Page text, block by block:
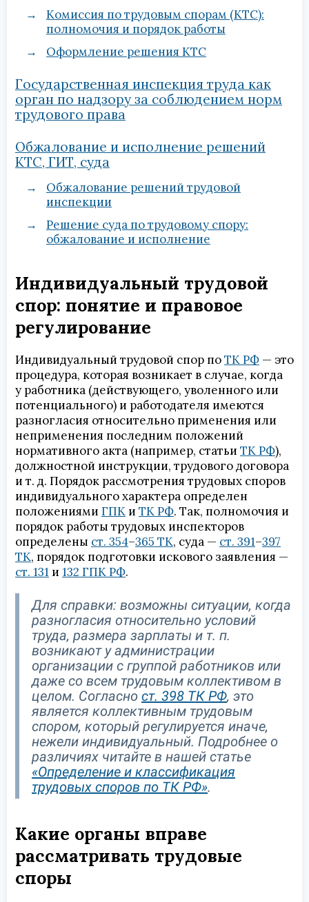
Комиссия по трудовым спорам (КТС):
полномочия и порядок работы
Оформление решения КТС
Государственная инспекция труда как
орган по надзору за соблюдением норм
трудового права
Обжалование и исполнение решений
КТС, ГИТ, суда
Обжалование решений трудовой
инспекции
Решение суда по трудовому спору:
обжалование и исполнение
Индивидуальный трудовой
спор: понятие и правовое
регулирование
Индивидуальный трудовой спор поТК РФ — это
процедура, которая возникает в случае, когда
у работника (действующего, уволенного или
потенциального) и работодателя имеются
разногласия относительно применения или
неприменения последним положений
нормативного акта (например, статьи ТК РФ),
должностной инструкции, трудового договора
и т. д. Порядок рассмотрения трудовых споров
индивидуального характера определен
положениями ГПК и ТК РФ. Так, полномочия и
порядок работы трудовых инспекторов
определены ст. 354–365 ТК, суда — ст. 391–397
ТК, порядок подготовки искового заявления —
ст. 131 и 132 ГПК РФ.
Для справки: возможны ситуации, когда
разногласия относительно условий
труда, размера зарплаты и т. п.
возникают у администрации
организации с группой работников или
даже со всем трудовым коллективом в
целом. Согласно ст. 398 ТК РФ, это
является коллективным трудовым
спором, который регулируется иначе,
нежели индивидуальный. Подробнее о
различиях читайте в нашей статье
«Определение и классификация
трудовых споров по ТК РФ».
Какие органы вправе
рассматривать трудовые
споры